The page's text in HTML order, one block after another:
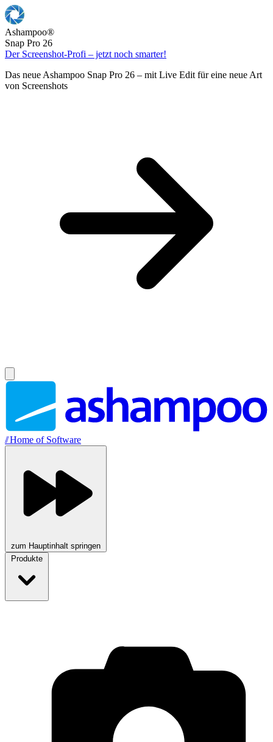
Ashampoo®
Snap Pro 26
Der Screenshot-Profi – jetzt noch smarter!
Das neue Ashampoo Snap Pro 26 – mit Live Edit für eine neue Art
von Screenshots
//Home of Software
zum Hauptinhalt springen
Produkte